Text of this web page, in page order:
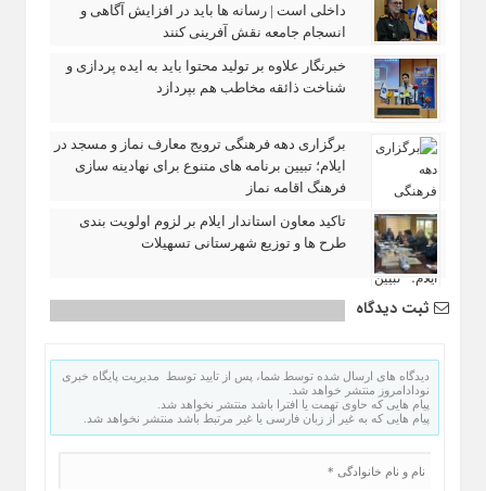
داخلی است | رسانه‌ ها باید در افزایش آگاهی و
انسجام جامعه نقش‌ آفرینی کنند
خبرنگار علاوه بر تولید محتوا باید به ایده‌ پردازی و
شناخت ذائقه مخاطب هم بپردازد
برگزاری دهه فرهنگی ترویج معارف نماز و مسجد در
ایلام؛ تبیین برنامه‌ های متنوع برای نهادینه‌ سازی
فرهنگ اقامه نماز
تاکید معاون استاندار ایلام بر لزوم اولویت‌ بندی
طرح‌ ها و توزیع شهرستانی تسهیلات
ثبت دیدگاه
دیدگاه های ارسال شده توسط شما، پس از تایید توسط مدیریت پایگاه خبری
نودادامروز منتشر خواهد شد.
پیام هایی که حاوی تهمت یا افترا باشد منتشر نخواهد شد.
پیام هایی که به غیر از زبان فارسی یا غیر مرتبط باشد منتشر نخواهد شد.